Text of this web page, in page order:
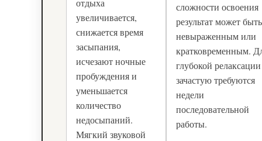
отдыха
увеличивается,
снижается время
засыпания,
исчезают ночные
пробуждения и
уменьшается
количество
недосыпаний.
Мягкий звуковой
сложности освоения
результат может быть
невыраженным или
кратковременным.
глубокой релаксации
зачастую требуются
недели
последовательной
работы.